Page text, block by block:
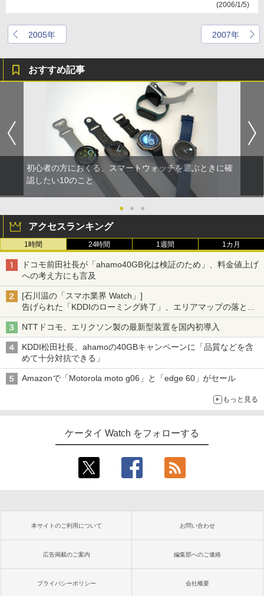
(2006/1/5)
2005年 2007年
おすすめ記事
初心者の方におくる、スマートウォッチを選ぶときに確
認したい10のこと
● ● ●
アクセスランキング
1時間 24時間 1週間 1カ月
ドコモ前田社長が「ahamo40GB化は検証のため」、料金値上げ
への考え方にも言及
[石川温の「スマホ業界 Watch」]
告げられた「KDDIのローミング終了」、エリアマップの落とし
穴と楽天モバイルの課題
NTTドコモ、エリクソン製の最新型装置を国内初導入
KDDI松田社長、ahamoの40GBキャンペーンに「品質などを含
めて十分対抗できる」
Amazonで「Motorola moto g06」と「edge 60」がセール
もっと見る
ケータイ Watch をフォローする
本サイトのご利用について お問い合わせ
広告掲載のご案内 編集部へのご連絡
プライバシーポリシー 会社概要